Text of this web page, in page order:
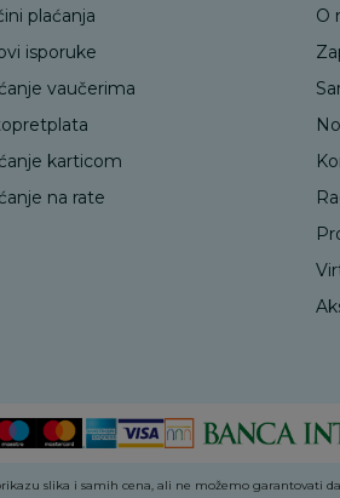
plaćanja
isporuke
vaučerima
karticom
na rate
O
slika i samih cena, ali ne možemo garantovati